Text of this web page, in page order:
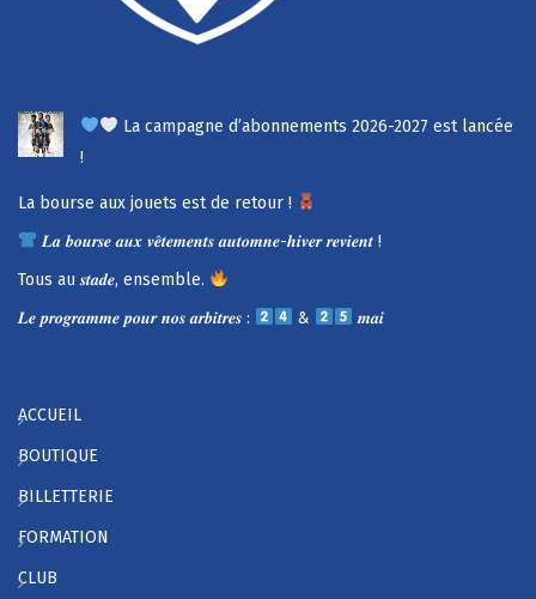
La campagne d’abonnements 2026-2027 est lancée
!
La bourse aux jouets est de retour !
𝑳𝒂 𝒃𝒐𝒖𝒓𝒔𝒆 𝒂𝒖𝒙 𝒗𝒆̂𝒕𝒆𝒎𝒆𝒏𝒕𝒔 𝒂𝒖𝒕𝒐𝒎𝒏𝒆-𝒉𝒊𝒗𝒆𝒓 𝒓𝒆𝒗𝒊𝒆𝒏𝒕 !
Tous au 𝒔𝒕𝒂𝒅𝒆, ensemble.
𝑳𝒆 𝒑𝒓𝒐𝒈𝒓𝒂𝒎𝒎𝒆 𝒑𝒐𝒖𝒓 𝒏𝒐𝒔 𝒂𝒓𝒃𝒊𝒕𝒓𝒆𝒔 :
& 𝒎𝒂𝒊
ACCUEIL
BOUTIQUE
BILLETTERIE
FORMATION
CLUB